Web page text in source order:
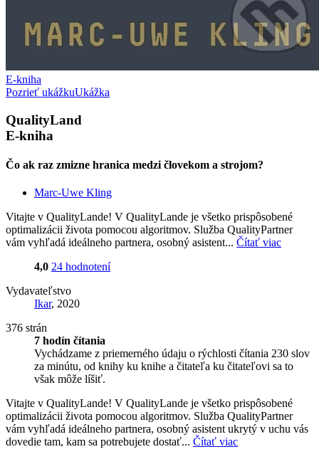
E-kniha
Pozrieť ukážkuUkážka
QualityLand
E-kniha
Čo ak raz zmizne hranica medzi človekom a strojom?
Marc-Uwe Kling
Vitajte v QualityLande! V QualityLande je všetko prispôsobené
optimalizácii života pomocou algoritmov. Služba QualityPartner
vám vyhľadá ideálneho partnera, osobný asistent... Čítať viac
4,0 24 hodnotení
Vydavateľstvo
Ikar, 2020
376 strán
7 hodín čítania
Vychádzame z priemerného údaju o rýchlosti čítania 230 slov
za minútu, od knihy ku knihe a čitateľa ku čitateľovi sa to
však môže líšiť.
Vitajte v QualityLande! V QualityLande je všetko prispôsobené
optimalizácii života pomocou algoritmov. Služba QualityPartner
vám vyhľadá ideálneho partnera, osobný asistent ukrytý v uchu vás
dovedie tam, kam sa potrebujete dostať... Čítať viac